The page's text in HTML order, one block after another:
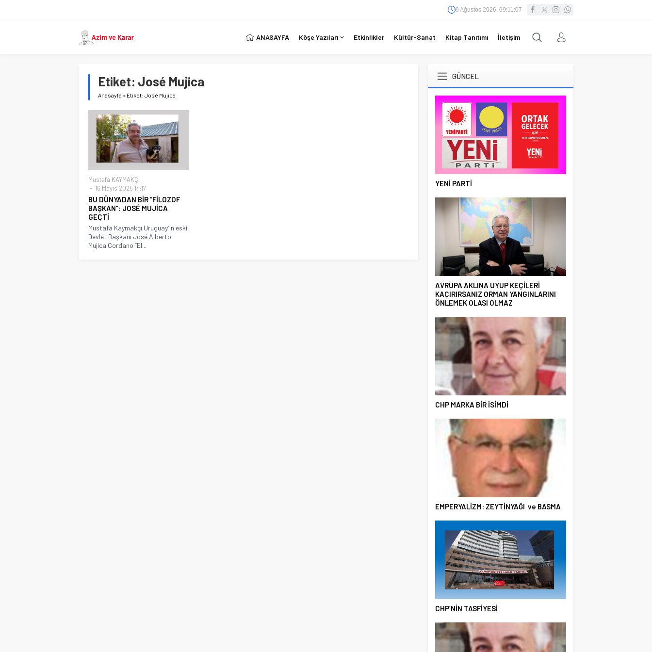
9 Ağustos 2026, 09:11:07
ANASAYFA Köşe Yazıları Etkinlikler Kültür-Sanat Kitap Tanıtımı İletişim
Etiket: José Mujica
Anasayfa » Etiket: José Mujica
Mustafa KAYMAKÇI
16 Mayıs 2025 14:17
BU DÜNYADAN BİR “FİLOZOF
BAŞKAN”: JOSÉ MUJİCA
GEÇTİ
Mustafa Kaymakçı Uruguay’ın eski
Devlet Başkanı José Alberto
Mujica Cordano “El...
GÜNCEL
YENİ PARTİ
AVRUPA AKLINA UYUP KEÇİLERİ
KAÇIRIRSANIZ ORMAN YANGINLARINI
ÖNLEMEK OLASI OLMAZ
CHP MARKA BİR İSİMDİ
EMPERYALİZM: ZEYTİNYAĞI ve BASMA
CHP’NİN TASFİYESİ